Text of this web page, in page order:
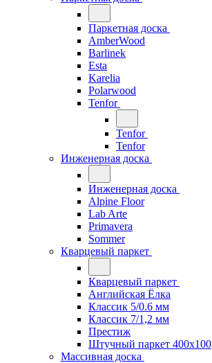
Паркетная доска
AmberWood
Barlinek
Esta
Karelia
Polarwood
Tenfor
Tenfor
Tenfor
Инженерная доска
Инженерная доска
Alpine Floor
Lab Arte
Primavera
Sommer
Кварцевый паркет
Кварцевый паркет
Английская Ёлка
Классик 5/0.6 мм
Классик 7/1,2 мм
Престиж
Штучный паркет 400x100
Массивная доска